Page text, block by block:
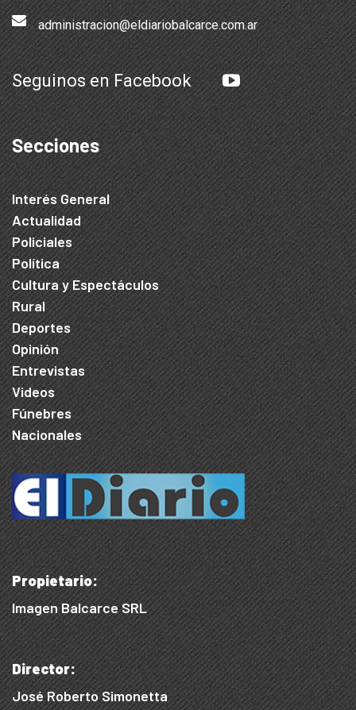
administracion@eldiariobalcarce.com.ar
Seguinos en Facebook
Secciones
Interés General
Actualidad
Policiales
Política
Cultura y Espectáculos
Rural
Deportes
Opinión
Entrevistas
Videos
Fúnebres
Nacionales
Propietario:
Imagen Balcarce SRL
Director:
José Roberto Simonetta